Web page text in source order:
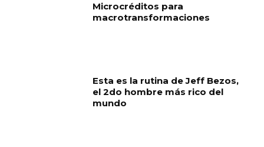
Microcréditos para
macrotransformaciones
Esta es la rutina de Jeff Bezos,
el 2do hombre más rico del
mundo